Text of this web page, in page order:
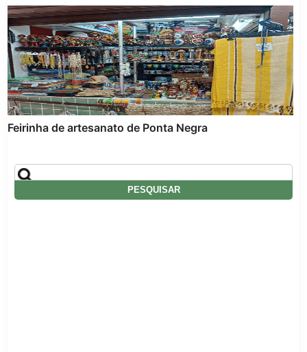
Feirinha de artesanato de Ponta Negra